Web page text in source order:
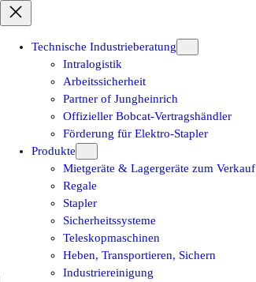
Technische Industrieberatung
Intralogistik
Arbeitssicherheit
Partner of Jungheinrich
Offizieller Bobcat-Vertragshändler
Förderung für Elektro-Stapler
Produkte
Mietgeräte & Lagergeräte zum Verkauf
Regale
Stapler
Sicherheitssysteme
Teleskopmaschinen
Heben, Transportieren, Sichern
Industriereinigung